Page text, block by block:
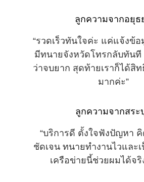
ลูกความจากอยุธ
“รวดเร็วทันใจค่ะ แค่แจ้งข้
มีทนายจังหวัดโทรกลับทัน
ว่าจบยาก สุดท้ายเราก็ได้สิ
มากค่ะ”
ลูกความจากสระ
“บริการดี ตั้งใจฟังปัญหา
ชัดเจน ทนายทำงานไวและ
เครือข่ายนี้ช่วยผมได้จริ